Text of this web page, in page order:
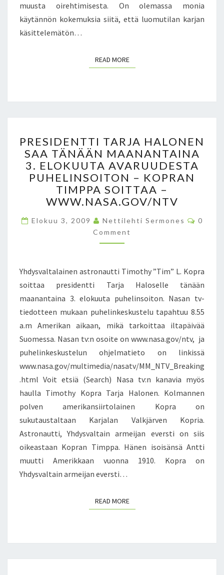
A
muusta oirehtimisesta. On olemassa monia
käytännön kokemuksia siitä, että luomutilan karjan
käsittelemätön…
READ MOREREAD MORE
R
E
S
I
D
E
N
T
T
I
R
J
A
H
L
O
N
E
A
A
T
N
Ä
Ä
N
A
A
PRESIDENTTI TARJA HALONEN
SAA TÄNÄÄN MAANANTAINA
3. ELOKUUTA AVARUUDESTA
PUHELINSOITON – KOPRAN
TIMPPA SOITTAA –
WWW.NASA.GOV/NTV
Elokuu 3, 2009 Nettilehti Sermones
C
O
S
0
Comment
Yhdysvaltalainen astronautti Timothy ”Tim” L. Kopra
soittaa presidentti Tarja Haloselle tänään
maanantaina 3. elokuuta puhelinsoiton. Nasan tv-
tiedotteen mukaan puhelinkeskustelu tapahtuu 8.55
a.m Amerikan aikaan, mikä tarkoittaa iltapäivää
Suomessa. Nasan tv:n osoite on www.nasa.gov/ntv, ja
puhelinkeskustelun ohjelmatieto on linkissä
www.nasa.gov/multimedia/nasatv/MM_NTV_Breaking
.html Voit etsiä (Search) Nasa tv:n kanavia myös
haulla Timothy Kopra Tarja Halonen. Kolmannen
polven amerikansiirtolainen Kopra on
sukutaustaltaan Karjalan Valkjärven Kopria.
Astronautti, Yhdysvaltain armeijan eversti on siis
oikeastaan Kopran Timppa. Hänen isoisänsä Antti
muutti Amerikkaan vuonna 1910. Kopra on
Yhdysvaltain armeijan eversti…
READ MOREREAD MORE